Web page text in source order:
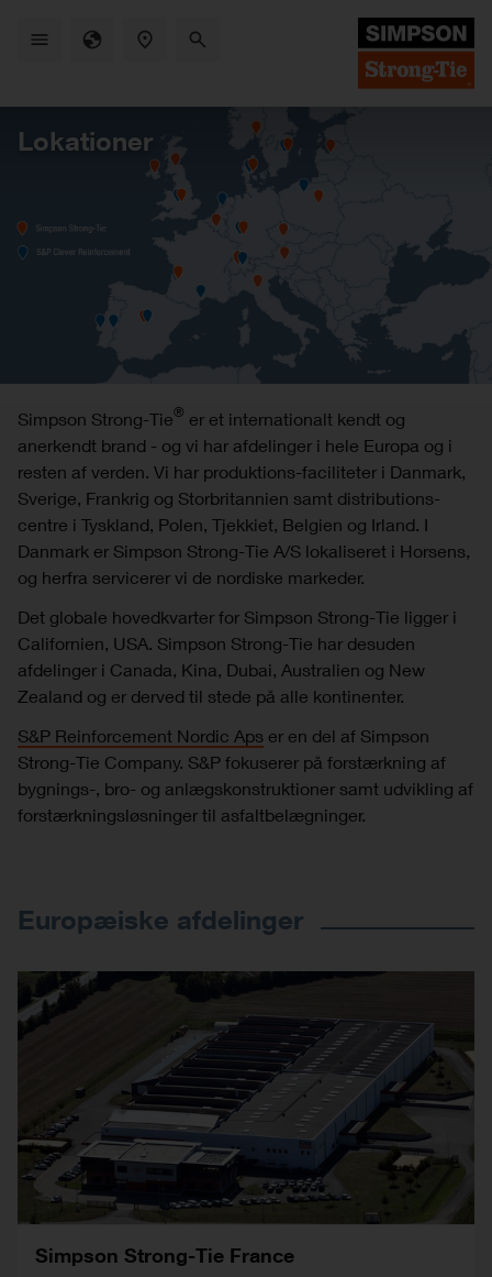
Lokationer
Simpson Strong-Tie® er et internationalt kendt og
anerkendt brand - og vi har afdelinger i hele Europa og i
resten af verden. Vi har produktions-faciliteter i Danmark,
Sverige, Frankrig og Storbritannien samt distributions-
centre i Tyskland, Polen, Tjekkiet, Belgien og Irland. I
Danmark er Simpson Strong-Tie A/S lokaliseret i Horsens,
og herfra servicerer vi de nordiske markeder.
Det globale hovedkvarter for Simpson Strong-Tie ligger i
Californien, USA. Simpson Strong-Tie har desuden
afdelinger i Canada, Kina, Dubai, Australien og New
Zealand og er derved til stede på alle kontinenter.
S&P Reinforcement Nordic Aps er en del af Simpson
Strong-Tie Company. S&P fokuserer på forstærkning af
bygnings-, bro- og anlægskonstruktioner samt udvikling af
forstærkningsløsninger til asfaltbelægninger.
Europæiske afdelinger
Simpson Strong-Tie France